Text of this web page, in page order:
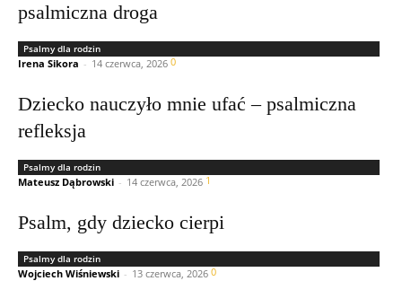
psalmiczna droga
Psalmy dla rodzin
Irena Sikora - 14 czerwca, 2026 0
Dziecko nauczyło mnie ufać – psalmiczna
refleksja
Psalmy dla rodzin
Mateusz Dąbrowski - 14 czerwca, 2026 1
Psalm, gdy dziecko cierpi
Psalmy dla rodzin
Wojciech Wiśniewski - 13 czerwca, 2026 0